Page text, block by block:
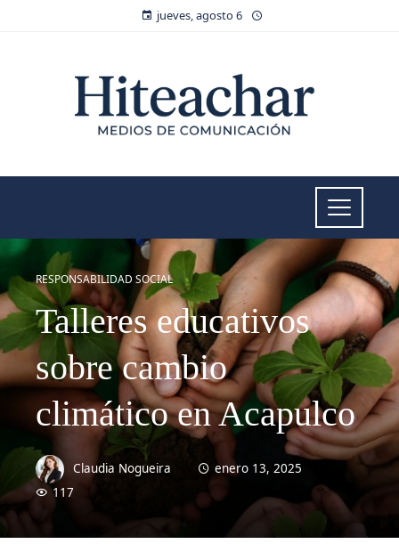
jueves, agosto 6
RESPONSABILIDAD SOCIAL
Talleres educativos
sobre cambio
climático en Acapulco
Claudia Nogueira
enero 13, 2025
117